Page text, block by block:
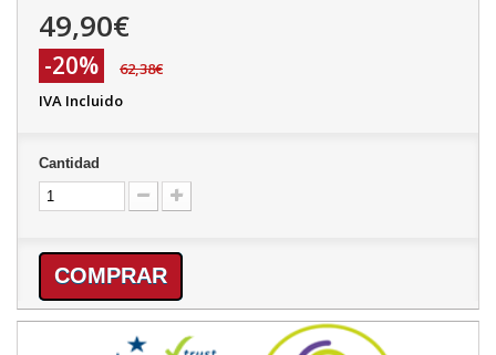
49,90€
-20%
62,38€
IVA Incluido
Cantidad
COMPRAR